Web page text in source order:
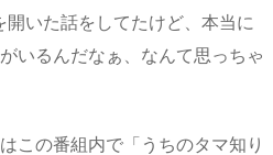
いた話をしてたけど、本当に
いるんだなぁ、なんて思っちゃ
この番組内で「うちのタマ知り